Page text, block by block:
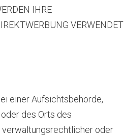
IHRE
VERWENDET
einer Aufsichtsbehörde,
des Orts des
oder